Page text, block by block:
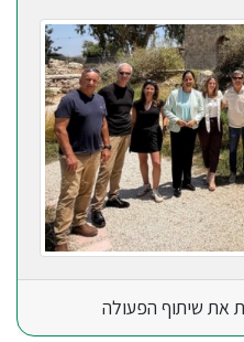
את שיתוף הפעולה